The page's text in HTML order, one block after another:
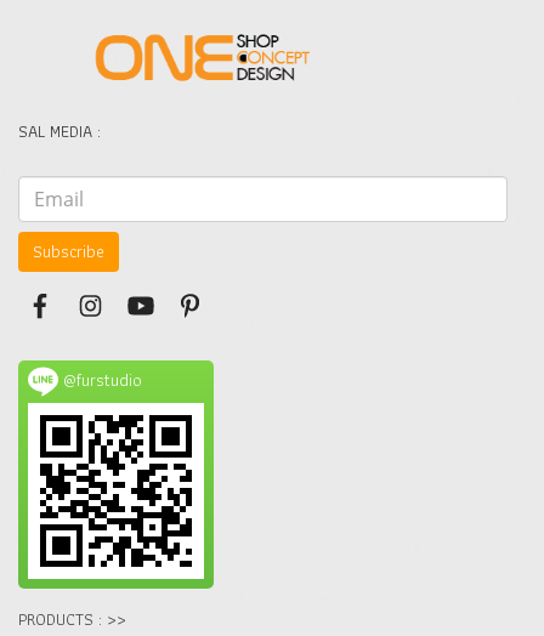
SAL MEDIA :
Subscribe
@furstudio
PRODUCTS : >>